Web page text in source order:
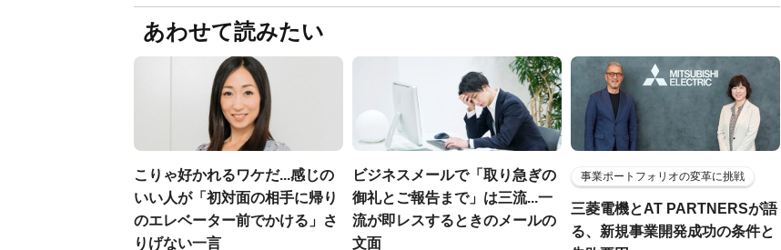
あわせて読みたい
こりゃ好かれるワケだ...感じの
いい人が「初対面の相手に帰り
のエレベーター前でかける」さ
りげない一言
ビジネスメールで「取り急ぎの
御礼とご報告まで」は三流...一
流が即レスするときのメールの
文面
事業ポートフォリオの変革に挑戦
三菱電機とAT PARTNERSが語
る、新規事業開発成功の条件と